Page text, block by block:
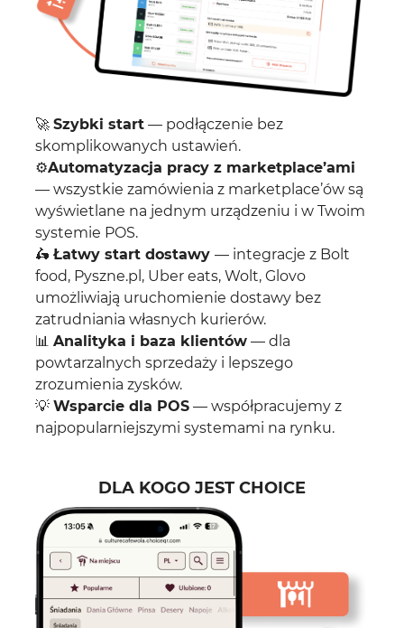
🚀 Szybki start — podłączenie bez
skomplikowanych ustawień.
⚙️Automatyzacja pracy z marketplace’ami
— wszystkie zamówienia z marketplace’ów są
wyświetlane na jednym urządzeniu i w Twoim
systemie POS.
🛵 Łatwy start dostawy — integracje z Bolt
food, Pyszne.pl, Uber eats, Wolt, Glovo
umożliwiają uruchomienie dostawy bez
zatrudniania własnych kurierów.
📊 Analityka i baza klientów — dla
powtarzalnych sprzedaży i lepszego
zrozumienia zysków.
💡 Wsparcie dla POS — współpracujemy z
najpopularniejszymi systemami na rynku.
DLA KOGO JEST CHOICE